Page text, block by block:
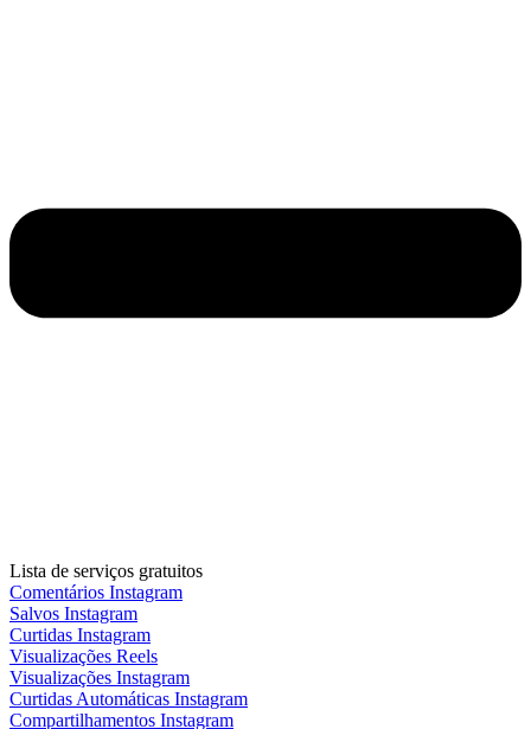
Lista de serviços gratuitos
Comentários Instagram
Salvos Instagram
Curtidas Instagram
Visualizações Reels
Visualizações Instagram
Curtidas Automáticas Instagram
Compartilhamentos Instagram